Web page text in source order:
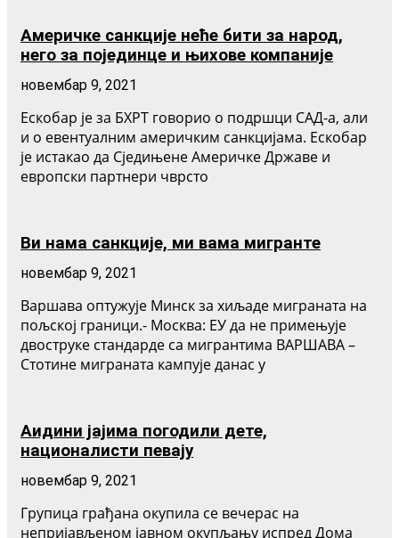
Америчке санкције неће бити за народ,
него за појединце и њихове компаније
новембар 9, 2021
Ескобар је за БХРТ говорио о подршци САД-а, али
и о евентуалним америчким санкцијама. Ескобар
је истакао да Сједињене Америчке Државе и
европски партнери чврсто
Ви нама санкције, ми вама мигранте
новембар 9, 2021
Варшава оптужује Минск за хиљаде миграната на
пољској граници.- Москва: ЕУ да не примењује
двоструке стандарде са мигрантима ВАРШАВА –
Стотине миграната кампује данас у
Аидини јајима погодили дете,
националисти певају
новембар 9, 2021
Групица грађана окупила се вечерас на
непријављеном јавном окупљању испред Дома